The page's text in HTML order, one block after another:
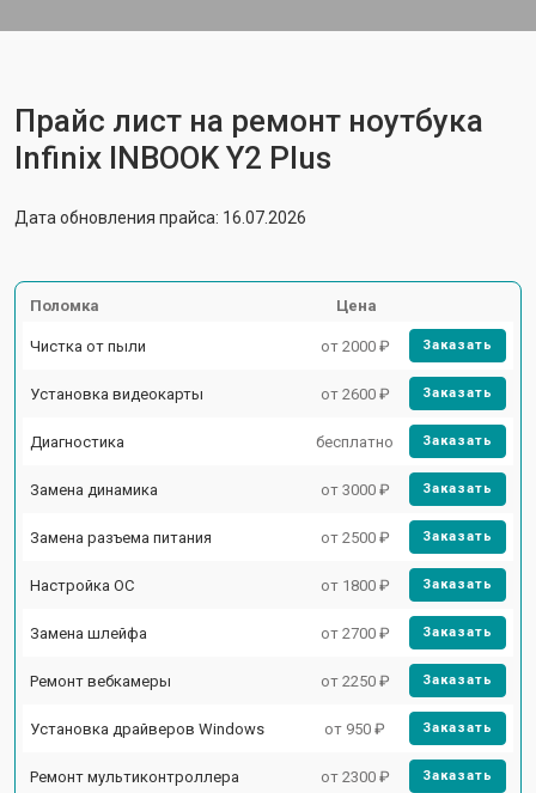
Прайс лист на ремонт ноутбука
Infinix INBOOK Y2 Plus
Дата обновления прайса: 16.07.2026
Поломка Цена
Чистка от пыли от 2000 ₽ Заказать
Установка видеокарты от 2600 ₽ Заказать
Диагностика бесплатно Заказать
Замена динамика от 3000 ₽ Заказать
Замена разъема питания от 2500 ₽ Заказать
Настройка ОС от 1800 ₽ Заказать
Замена шлейфа от 2700 ₽ Заказать
Ремонт вебкамеры от 2250 ₽ Заказать
Установка драйверов Windows от 950 ₽ Заказать
Ремонт мультиконтроллера от 2300 ₽ Заказать